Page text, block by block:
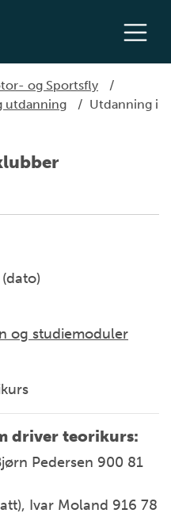
og Sportsfly
/
utdanning / Utdanning i
og studiemoduler
driver teorikurs:
Pedersen 900 81
Ivar Moland 916 78